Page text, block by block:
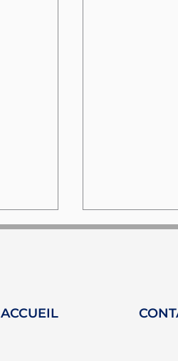
ACCUEIL